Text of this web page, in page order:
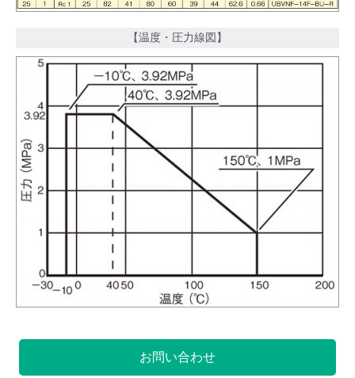
【温度・圧力線図】
お問い合わせ